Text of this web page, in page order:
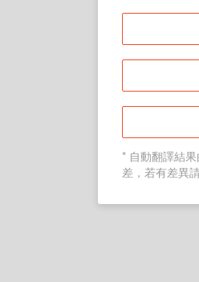
* 自動翻譯結
差，若有差異